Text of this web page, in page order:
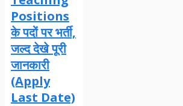
Positions
के पदों पर भर्ती,
जल्द देखे पूरी
जानकारी
(Apply
Last Date)